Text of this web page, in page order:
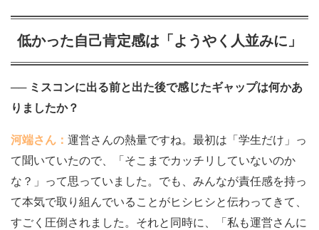
低かった自己肯定感は「ようやく人並みに」
── ミスコンに出る前と出た後で感じたギャップは何かあ
りましたか？
河端さん： 運営さんの熱量ですね。最初は「学生だけ」っ
て聞いていたので、「そこまでカッチリしていないのか
な？」って思っていました。でも、みんなが責任感を持っ
て本気で取り組んでいることがヒシヒシと伝わってきて、
すごく圧倒されました。それと同時に、「私も運営さんに